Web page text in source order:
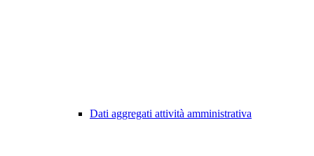
Dati aggregati attività amministrativa